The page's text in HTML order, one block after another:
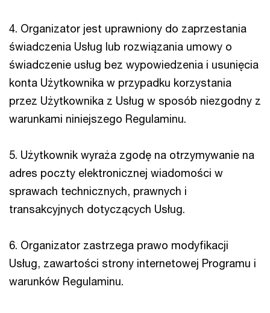
4. Organizator jest uprawniony do zaprzestania
świadczenia Usług lub rozwiązania umowy o
świadczenie usług bez wypowiedzenia i usunięcia
konta Użytkownika w przypadku korzystania
przez Użytkownika z Usług w sposób niezgodny z
warunkami niniejszego Regulaminu.
5. Użytkownik wyraża zgodę na otrzymywanie na
adres poczty elektronicznej wiadomości w
sprawach technicznych, prawnych i
transakcyjnych dotyczących Usług.
6. Organizator zastrzega prawo modyfikacji
Usług, zawartości strony internetowej Programu i
warunków Regulaminu.